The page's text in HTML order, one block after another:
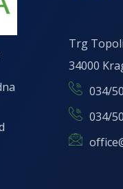
Trg
34000
034/
034/